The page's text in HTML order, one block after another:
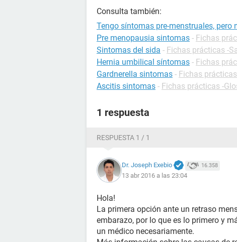
Consulta también:
Tengo síntomas pre-menstruales, pero
Pre menopausia sintomas - Fichas
Sintomas del sida - Fichas prácticas -
Hernia umbilical síntomas - Fichas
Gardnerella sintomas - Fichas
Ascitis sintomas - Fichas prácticas -
1 respuesta
RESPUESTA 1 / 1
Dr. Joseph Exebio 16.358
13 abr 2016 a las 23:04
Hola!
La primera opción ante un retraso
embarazo, por lo que es lo primero y
un médico necesariamente.